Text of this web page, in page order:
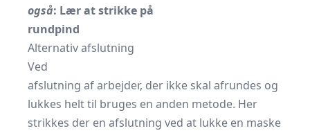
også: Lær at strikke på
rundpind
Alternativ afslutning
Ved
afslutning af arbejder, der ikke skal afrundes og
lukkes helt til bruges en anden metode. Her
strikkes der en afslutning ved at lukke en maske